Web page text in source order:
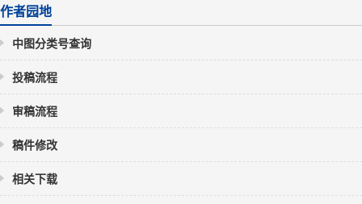
作者园地
中图分类号查询
投稿流程
审稿流程
稿件修改
相关下载